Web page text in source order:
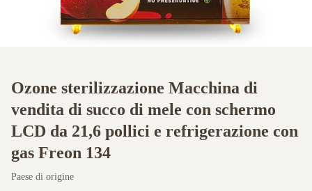
Ozone sterilizzazione Macchina di
vendita di succo di mele con schermo
LCD da 21,6 pollici e refrigerazione con
gas Freon 134
Paese di origine